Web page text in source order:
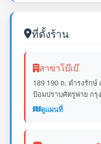
ที่ตั้งร้าน
สาขาโบ๊เบ๊
189 190 ถ. ดำรงรัก
ป้อมปราบศัตรูพ่าย กรุ
ดูแผนที่